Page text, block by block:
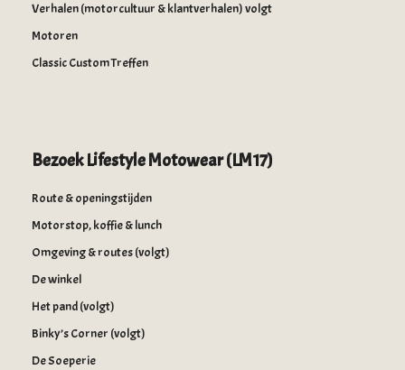
Verhalen (motorcultuur & klantverhalen) volgt
Motoren
Classic Custom Treffen
Bezoek Lifestyle Motowear (LM17)
Route & openingstijden
Motorstop, koffie & lunch
Omgeving & routes (volgt)
De winkel
Het pand (volgt)
Binky’s Corner (volgt)
De Soeperie